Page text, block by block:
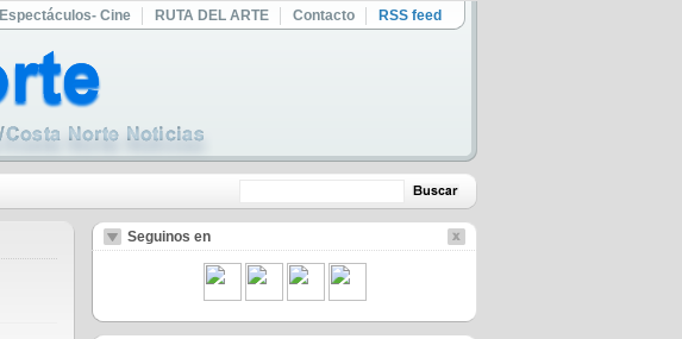
Espectáculos- Cine RUTA DEL ARTE Contacto RSS feed
Seguinos en